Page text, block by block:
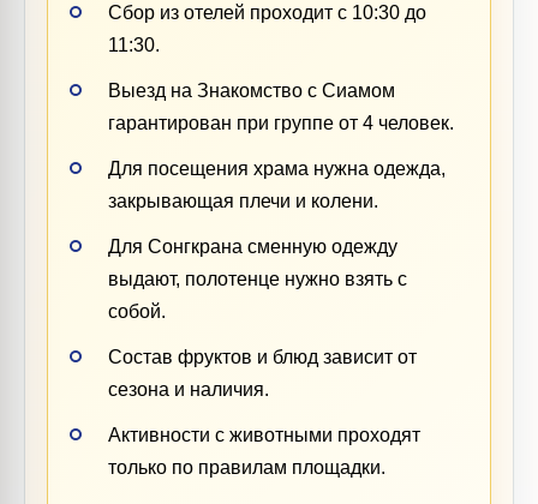
Сбор из отелей проходит с 10:30 до
11:30.
Выезд на Знакомство с Сиамом
гарантирован при группе от 4 человек.
Для посещения храма нужна одежда,
закрывающая плечи и колени.
Для Сонгкрана сменную одежду
выдают, полотенце нужно взять с
собой.
Состав фруктов и блюд зависит от
сезона и наличия.
Активности с животными проходят
только по правилам площадки.